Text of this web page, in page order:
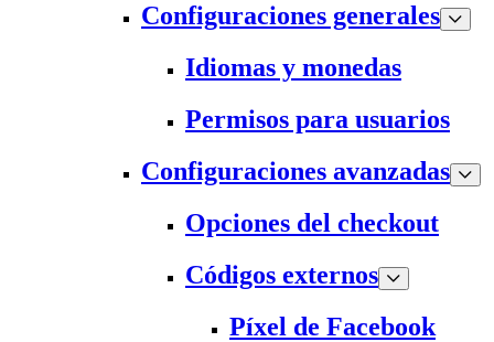
Configuraciones generales
Idiomas y monedas
Permisos para usuarios
Configuraciones avanzadas
Opciones del checkout
Códigos externos
Píxel de Facebook